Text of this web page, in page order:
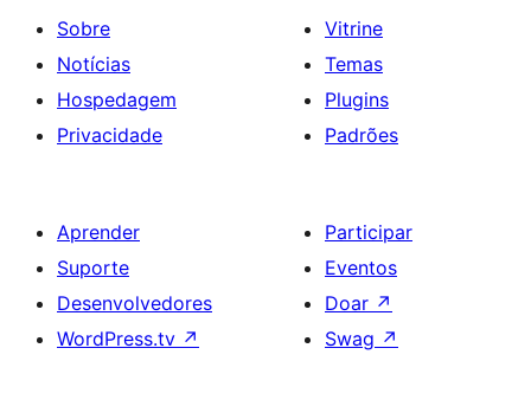
Sobre
Notícias
Hospedagem
Privacidade
Vitrine
Temas
Plugins
Padrões
Aprender
Suporte
Desenvolvedores
WordPress.tv ↗
Participar
Eventos
Doar ↗
Swag ↗